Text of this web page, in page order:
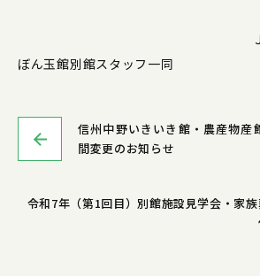
ＪＡ虹のホー
ぼん玉館別館スタッフ一同
信州中野いきいき館・農産物
間変更のお知らせ
令和7年（第1回目）別館施設見学会・家